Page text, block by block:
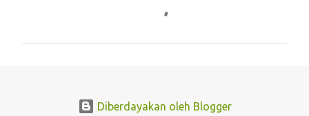
Diberdayakan oleh Blogger